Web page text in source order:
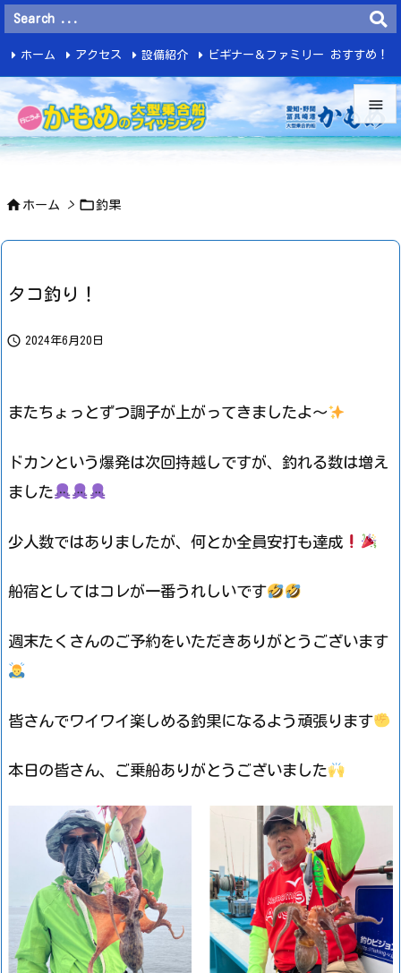


ホーム アクセス 設備紹介 ビギナー＆ファミリー おすすめ！
釣 果
 ホーム > 釣果
タコ釣り！
 2024年6月20日
またちょっとずつ調子が上がってきましたよ～
ドカンという爆発は次回持越しですが、釣れる数は増え
ました
少人数ではありましたが、何とか全員安打も達成
船宿としてはコレが一番うれしいです
週末たくさんのご予約をいただきありがとうございます
皆さんでワイワイ楽しめる釣果になるよう頑張ります
本日の皆さん、ご乗船ありがとうございました